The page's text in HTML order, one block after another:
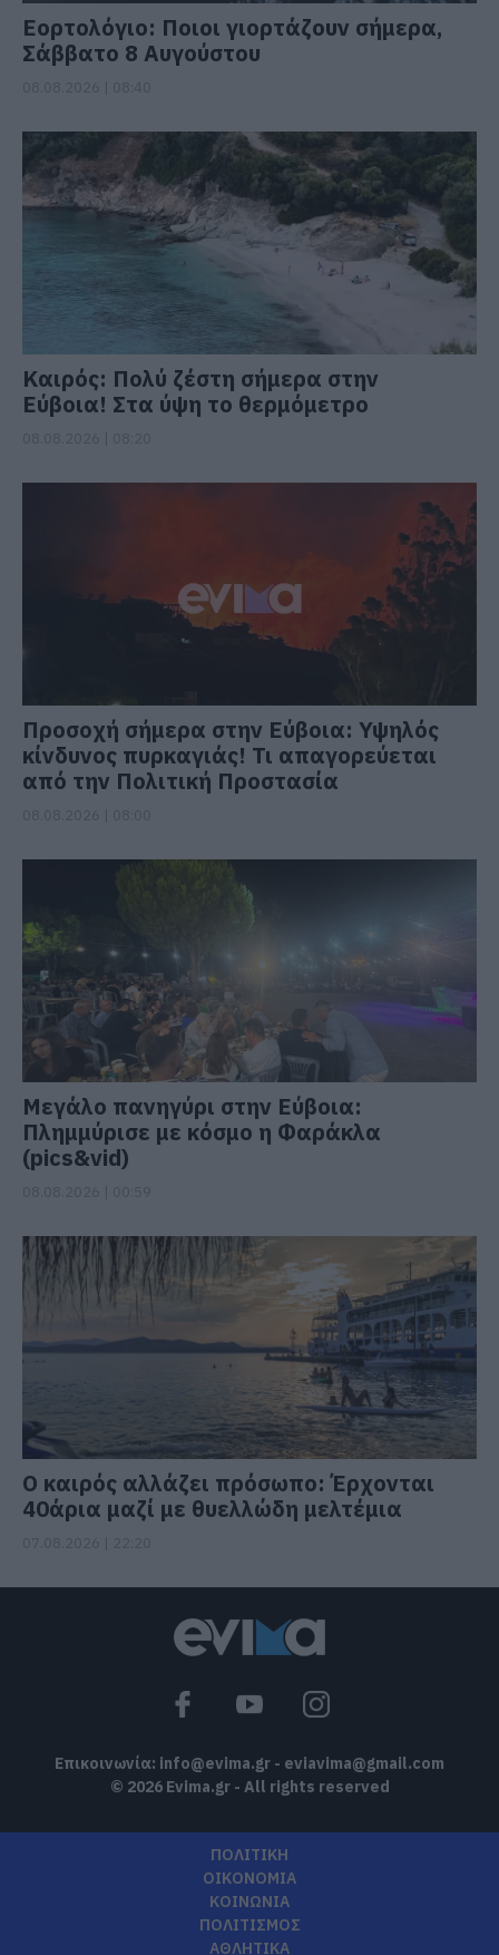
Εορτολόγιο: Ποιοι γιορτάζουν σήμερα,
Σάββατο 8 Αυγούστου
Καιρός: Πολύ ζέστη σήμερα στην
Εύβοια! Στα ύψη το θερμόμετρο
Προσοχή σήμερα στην Εύβοια: Υψηλός
κίνδυνος πυρκαγιάς! Τι απαγορεύεται
από την Πολιτική Προστασία
Μεγάλο πανηγύρι στην Εύβοια:
Πλημμύρισε με κόσμο η Φαράκλα
(pics&vid)
Ο καιρός αλλάζει πρόσωπο: Έρχονται
40άρια μαζί με θυελλώδη μελτέμια
Επικοινωνία: info@evima.gr - eviavima@gmail.com
© 2026 Evima.gr - All rights reserved
ΠΟΛΙΤΙΚΗ
ΟΙΚΟΝΟΜΙΑ
ΚΟΙΝΩΝΙΑ
ΠΟΛΙΤΙΣΜΟΣ
ΑΘΛΗΤΙΚΑ